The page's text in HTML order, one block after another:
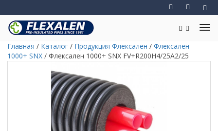
Главная / Каталог / Продукция Флексален / Флексален
1000+ SNX / Флексален 1000+ SNX FV+R200H4/25A2/25